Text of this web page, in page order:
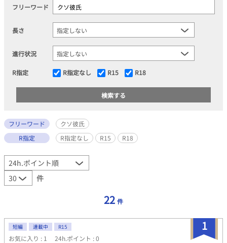
フリーワード
長さ
進行状況
R指定 R指定なし R15 R18
フリーワード
クソ彼氏
R指定
R指定なし R15 R18
件
22 件
1
短編 連載中 R15
お気に入り : 1 24h.ポイント : 0